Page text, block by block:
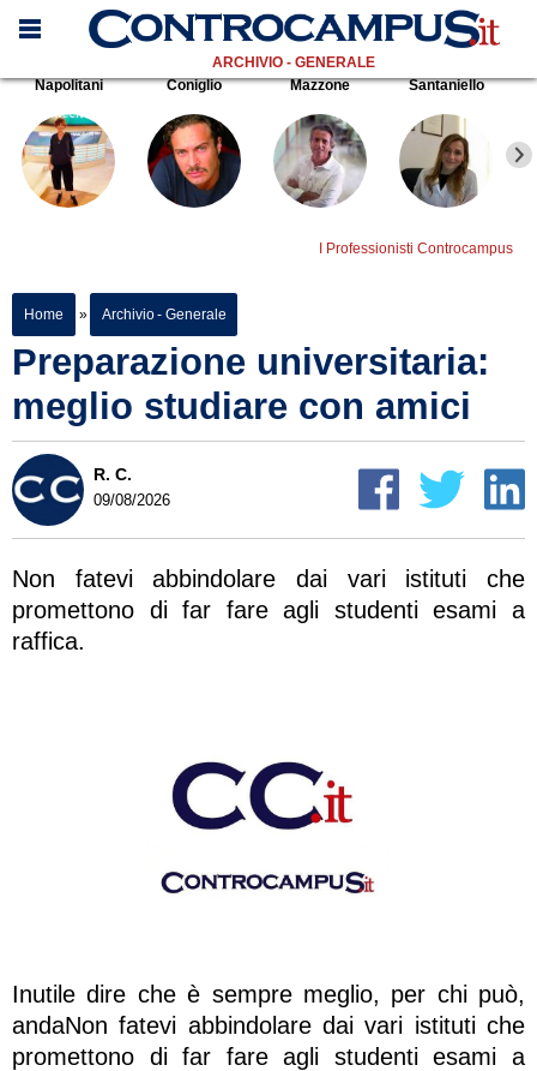
ARCHIVIO - GENERALE
Napolitani
Coniglio Mazzone Santaniello
I Professionisti Controcampus
Home » Archivio - Generale
Preparazione universitaria:
meglio studiare con amici
R. C.
09/08/2026
Non fatevi abbindolare dai vari istituti che
promettono di far fare agli studenti esami a
raffica.
Inutile dire che è sempre meglio, per chi può,
andaNon fatevi abbindolare dai vari istituti che
promettono di far fare agli studenti esami a